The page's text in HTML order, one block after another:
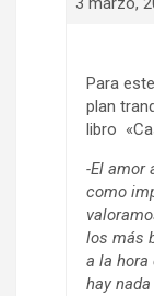
Para
plan
libro
-El amor
como
los más
a la
hay